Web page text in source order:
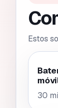
Estos
30